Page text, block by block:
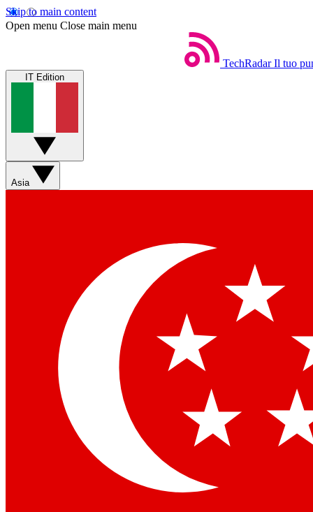
Skip to main content
Open menu Close main menu
TechRadar Il tuo
IT Edition
Asia